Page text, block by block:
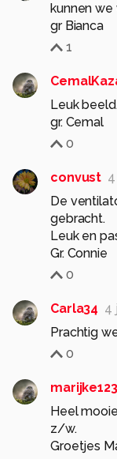
kunnen
gr Bianca
1
Leuk
gr. Cemal
0
convust
De
gebracht.
Leuk en
Gr. Connie
0
Carla34 4
Prachtig
0
Heel
z/w.
Groetjes